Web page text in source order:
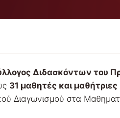
Διδασκόντων του
31 μαθητές και μαθήτριες
Διαγωνισμού στα